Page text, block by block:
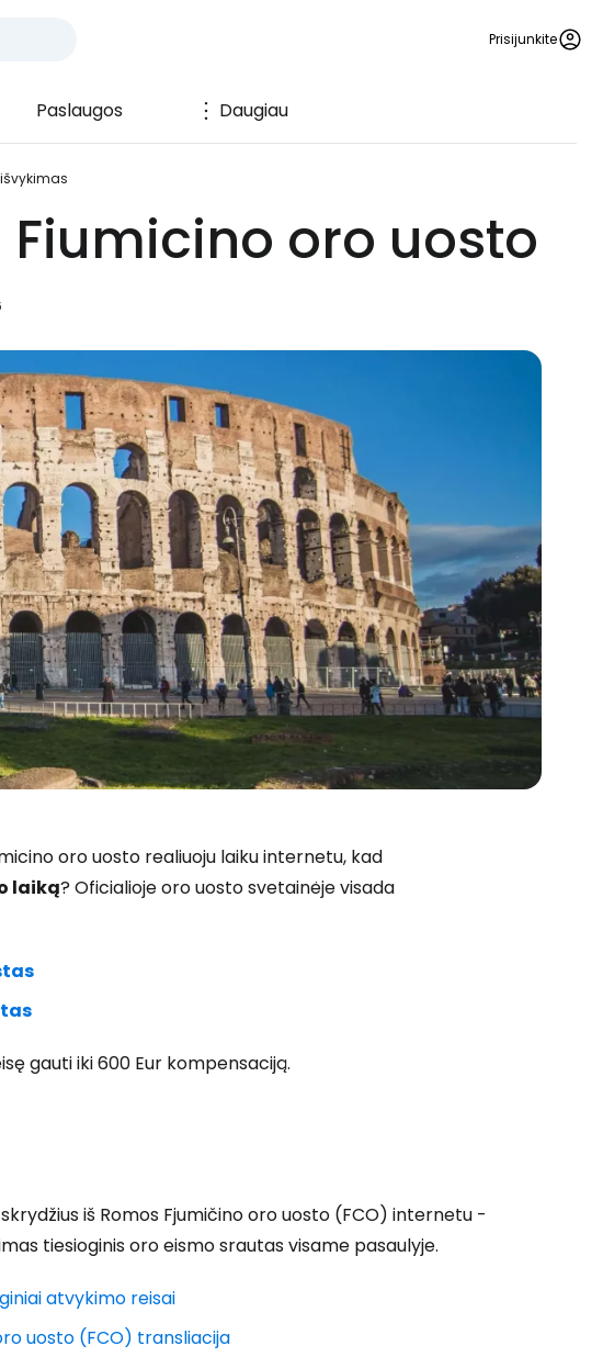
Prisijunkite
Paslaugos Daugiau
oro uosto
oro uosto realiuoju laiku internetu, kad
laiką? Oficialioje oro uosto svetainėje visada
gauti iki 600 Eur kompensaciją.
iš Romos Fjumičino oro uosto (FCO) internetu -
tiesioginis oro eismo srautas visame pasaulyje.
atvykimo reisai
uosto (FCO) transliacija
prie Cestee
Tęsti su Facebook